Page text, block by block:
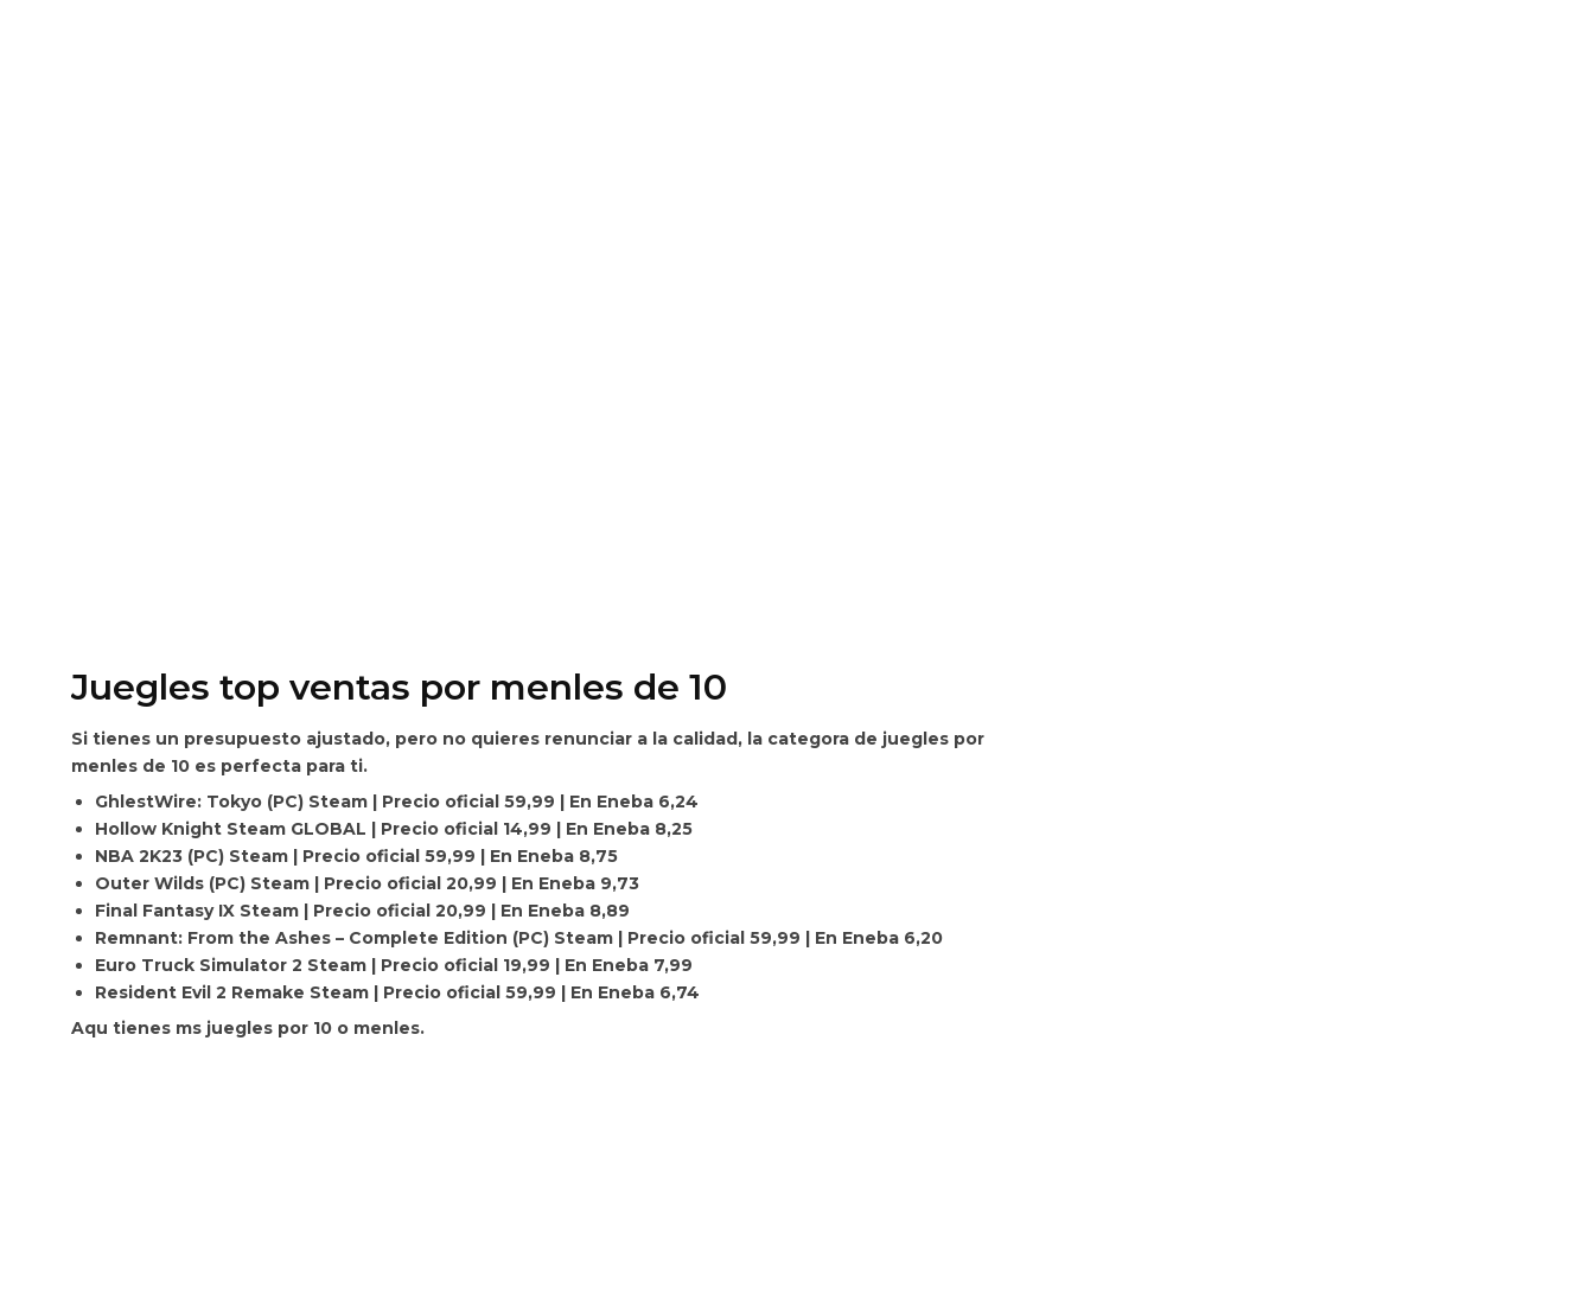
Juegles top ventas por menles de 10
Si tienes un presupuesto ajustado, pero no quieres renunciar a la calidad, la categora de juegles por
menles de 10 es perfecta para ti.
GhlestWire: Tokyo (PC) Steam | Precio oficial 59,99 | En Eneba 6,24
Hollow Knight Steam GLOBAL | Precio oficial 14,99 | En Eneba 8,25
NBA 2K23 (PC) Steam | Precio oficial 59,99 | En Eneba 8,75
Outer Wilds (PC) Steam | Precio oficial 20,99 | En Eneba 9,73
Final Fantasy IX Steam | Precio oficial 20,99 | En Eneba 8,89
Remnant: From the Ashes – Complete Edition (PC) Steam | Precio oficial 59,99 | En Eneba 6,20
Euro Truck Simulator 2 Steam | Precio oficial 19,99 | En Eneba 7,99
Resident Evil 2 Remake Steam | Precio oficial 59,99 | En Eneba 6,74
Aqu tienes ms juegles por 10 o menles.